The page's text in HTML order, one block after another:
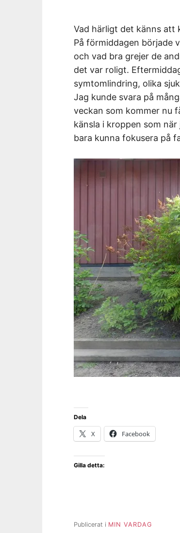
Vad härligt det känns att
På förmiddagen började
och vad bra grejer de
det var roligt.
symtomlindring, olika
Jag kunde svara på
veckan som kommer nu
känsla i kroppen som
bara kunna fokusera på
Dela
X Facebook
Gilla detta:
Publicerat i MIN VARDAG